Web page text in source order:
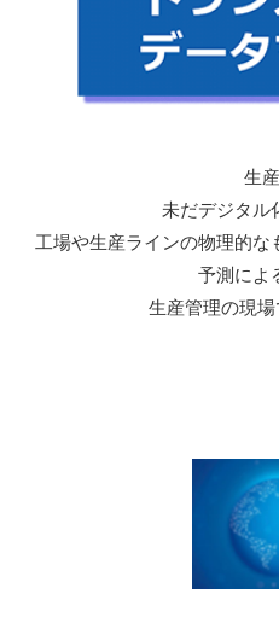
生
未だデジタル
工場や生産ラインの物理的な
予測によ
生産管理の現